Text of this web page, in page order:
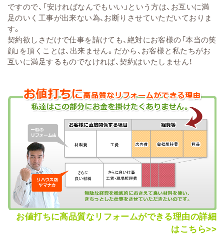
ですので、「安ければなんでもいい」という方は、お互いに満
足のいく工事が出来ない為、お断りさせていただいておりま
す。
契約欲しさだけで仕事を請けても、絶対にお客様の「本当の笑
顔」を頂くことは、出来ません。だから、お客様と私たちがお
互いに満足するものでなければ、契約はいたしません！
お値打ちに高品質なリフォームができる理由の詳細
はこちら>>